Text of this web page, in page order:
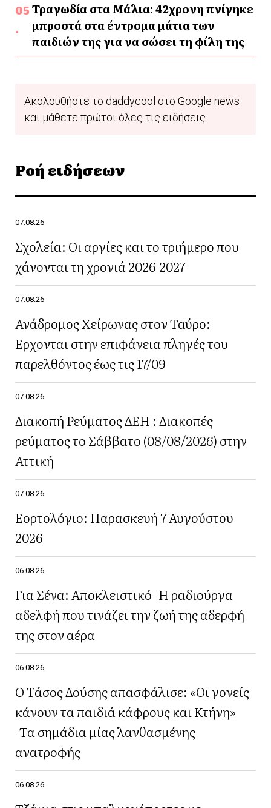
Τραγωδία στα Μάλια: 42χρονη πνίγηκε
μπροστά στα έντρομα μάτια των
παιδιών της για να σώσει τη φίλη της
Ακολουθήστε το daddycool στο Google news
και μάθετε πρώτοι όλες τις ειδήσεις
Ροή ειδήσεων
07.08.26
Σχολεία: Οι αργίες και το τριήμερο που
χάνονται τη χρονιά 2026-2027
07.08.26
Ανάδρομος Χείρωνας στον Ταύρο:
Έρχονται στην επιφάνεια πληγές του
παρελθόντος έως τις 17/09
07.08.26
Διακοπή Ρεύματος ΔΕΗ : Διακοπές
ρεύματος το Σάββατο (08/08/2026) στην
Αττική
07.08.26
Εορτολόγιο: Παρασκευή 7 Αυγούστου
2026
06.08.26
Για Σένα: Αποκλειστικό -Η ραδιούργα
αδελφή που τινάζει την ζωή της αδερφή
της στον αέρα
06.08.26
Ο Τάσος Δούσης απασφάλισε: «Οι γονείς
κάνουν τα παιδιά κάφρους και Κτήνη»
-Τα σημάδια μίας λανθασμένης
ανατροφής
06.08.26